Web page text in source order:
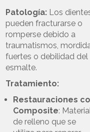
Patología: Los
pueden fracturarse o
romperse debido a
traumatismos,
fuertes o debilidad del
esmalte.
Tratamiento:
Restauraciones
Composite:
de relleno que se